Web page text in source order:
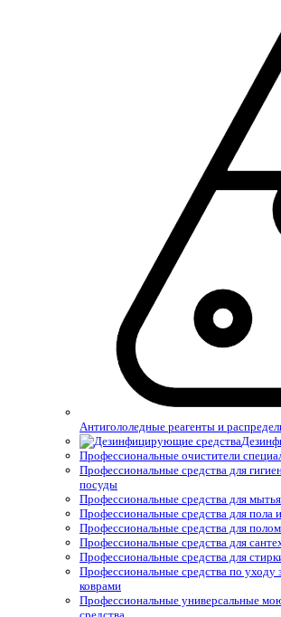
Антигололедные реагенты и
Профессиональные очистители
Профессиональные средства для
посуды
Профессиональные средства для мытья
Профессиональные средства для пола
Профессиональные средства для
Профессиональные средства для
Профессиональные средства для
Профессиональные средства по уходу
коврами
Профессиональные универсальные